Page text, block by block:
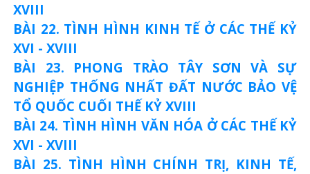
XVIII
BÀI 22. TÌNH HÌNH KINH TẾ Ở CÁC THẾ KỶ
XVI - XVIII
BÀI 23. PHONG TRÀO TÂY SƠN VÀ SỰ
NGHIỆP THỐNG NHẤT ĐẤT NƯỚC BẢO VỆ
TỔ QUỐC CUỐI THẾ KỶ XVIII
BÀI 24. TÌNH HÌNH VĂN HÓA Ở CÁC THẾ KỶ
XVI - XVIII
BÀI 25. TÌNH HÌNH CHÍNH TRỊ, KINH TẾ,